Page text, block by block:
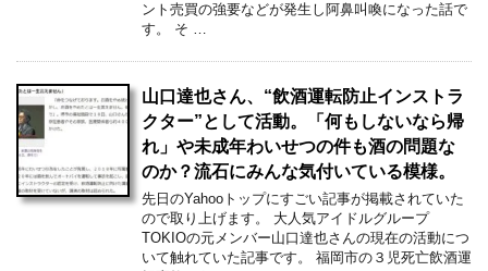
ント売買の強要などが発生し阿鼻叫喚になった話で
す。 そ …
山口達也さん、“飲酒運転防止インストラ
クター”として活動。「何もしないなら帰
れ」や未成年わいせつの件も酒の問題な
のか？流石にみんな気付いている模様。
先日のYahooトップにすごい記事が掲載されていた
ので取り上げます。 大人気アイドルグループ
TOKIOの元メンバー山口達也さんの現在の活動につ
いて触れていた記事です。 福岡市の３児死亡飲酒運